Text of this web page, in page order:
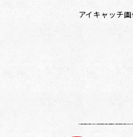
アイキャッチ